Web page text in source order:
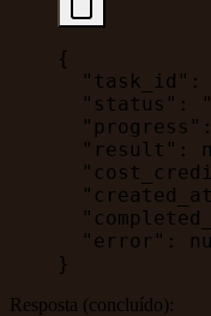
{
  "task_id"
:
  "status"
:
  "progress"
  "result"
:
  "error"
:
}
Resposta (concluído):